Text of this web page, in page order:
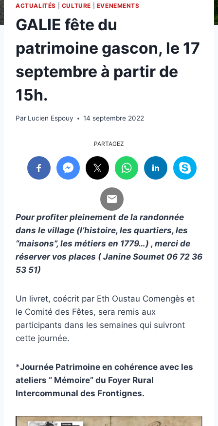
ACTUALITÉS CULTURE EVENEMENTS
GALIE fête du
patrimoine gascon, le 17
septembre à partir de
15h.
Par Lucien Espouy 14 septembre 2022
PARTAGEZ
Pour profiter pleinement de la randonnée
dans le village (l’histoire, les quartiers, les
“maisons”, les métiers en 1779…) , merci de
réserver vos places ( Janine Soumet 06 72 36
53 51)
Un livret, coécrit par Eth Oustau Comengès et
le Comité des Fêtes, sera remis aux
participants dans les semaines qui suivront
cette journée.
*Journée Patrimoine en cohérence avec les
ateliers “ Mémoire” du Foyer Rural
Intercommunal des Frontignes.